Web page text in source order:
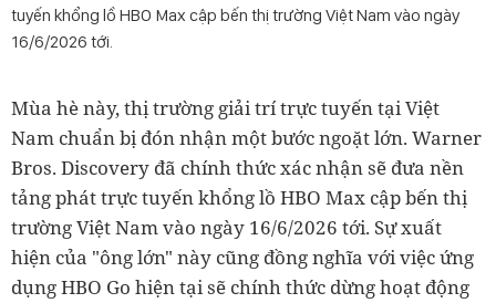
tuyến khổng lồ HBO Max cập bến thị trường Việt Nam vào ngày
16/6/2026 tới.
Mùa hè này, thị trường giải trí trực tuyến tại Việt
Nam chuẩn bị đón nhận một bước ngoặt lớn. Warner
Bros. Discovery đã chính thức xác nhận sẽ đưa nền
tảng phát trực tuyến khổng lồ HBO Max cập bến thị
trường Việt Nam vào ngày 16/6/2026 tới. Sự xuất
hiện của "ông lớn" này cũng đồng nghĩa với việc ứng
dụng HBO Go hiện tại sẽ chính thức dừng hoạt động